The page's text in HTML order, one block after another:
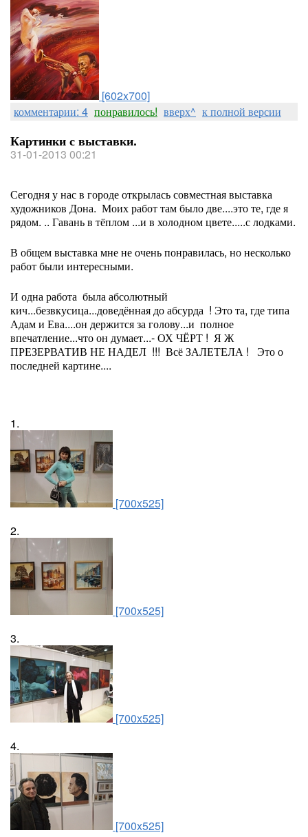
[602x700]
комментарии: 4 понравилось! вверх^ к полной версии
Картинки с выставки.
31-01-2013 00:21
Сегодня у нас в городе открылась совместная выставка
художников Дона. Моих работ там было две....это те, где я
рядом. .. Гавань в тёплом ...и в холодном цвете.....с лодками.
В общем выставка мне не очень понравилась, но несколько
работ были интересными.
И одна работа была абсолютный
кич...безвкусица...доведённая до абсурда ! Это та, где типа
Адам и Ева....он держится за голову...и полное
впечатление...что он думает...- ОХ ЧЁРТ ! Я Ж
ПРЕЗЕРВАТИВ НЕ НАДЕЛ !!! Всё ЗАЛЕТЕЛА ! Это о
последней картине....
1.
[700x525]
2.
[700x525]
3.
[700x525]
4.
[700x525]